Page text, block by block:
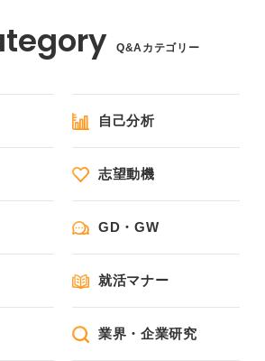
Q&Aカテゴリー
自己分析
志望動機
GD・GW
就活マナー
業界・企業研究